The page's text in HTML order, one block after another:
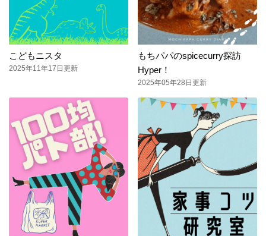
こどもニスタ
2025年11年17日更新
もちパパのspicecurry探訪
Hyper！
2025年05年28日更新